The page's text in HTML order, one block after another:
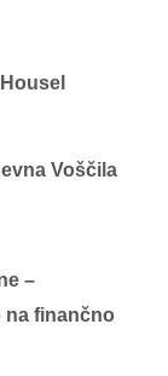
Voščila
–
finančno